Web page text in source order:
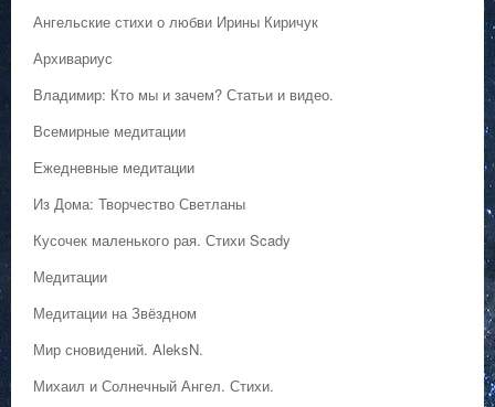
Ангельские стихи о любви Ирины Киричук
Архивариус
Владимир: Кто мы и зачем? Статьи и видео.
Всемирные медитации
Ежедневные медитации
Из Дома: Творчество Светланы
Кусочек маленького рая. Стихи Scady
Медитации
Медитации на Звёздном
Мир сновидений. AleksN.
Михаил и Солнечный Ангел. Стихи.